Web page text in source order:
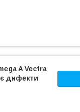
A Vectra
є дифекти